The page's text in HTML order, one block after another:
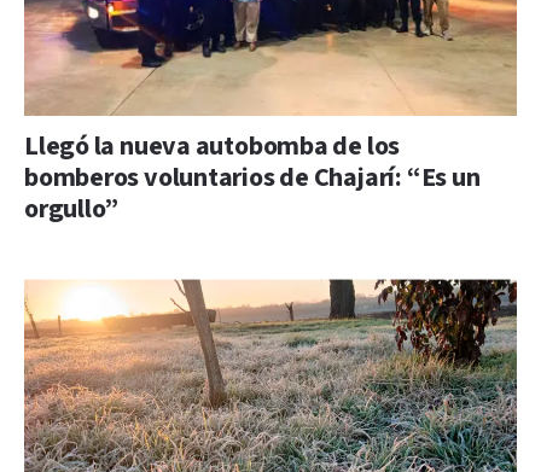
Llegó la nueva autobomba de los
bomberos voluntarios de Chajarí: “Es un
orgullo”